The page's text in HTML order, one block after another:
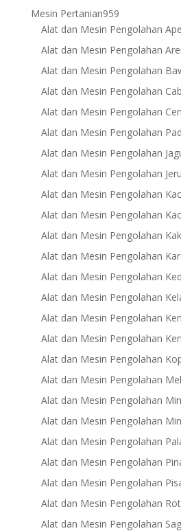
products
Mesin Pertanian959959
products
Alat dan Mesin Pengolahan
Alat dan Mesin Pengolahan
Alat dan Mesin Pengolahan
Alat dan Mesin Pengolahan
Alat dan Mesin Pengolahan
Alat dan Mesin Pengolahan
Alat dan Mesin Pengolahan
Alat dan Mesin Pengolahan
Alat dan Mesin Pengolahan
Alat dan Mesin Pengolahan
Alat dan Mesin Pengolahan
Alat dan Mesin Pengolahan
Alat dan Mesin Pengolahan
Alat dan Mesin Pengolahan
Alat dan Mesin Pengolahan
Alat dan Mesin Pengolahan
Alat dan Mesin Pengolahan
Alat dan Mesin Pengolahan
Alat dan Mesin Pengolahan
Alat dan Mesin Pengolahan
Alat dan Mesin Pengolahan
Alat dan Mesin Pengolahan
Alat dan Mesin Pengolahan
Alat dan Mesin Pengolahan
Alat dan Mesin Pengolahan